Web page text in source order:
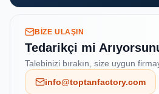
Ambalaj Üreticileri
Kutu ve Karton Üreticileri
Metal Ambalaj ve Konteyner Üreticileri
BIZE ULAŞIN
Tedarikçi mi
Talebinizi bırakın, size uygun
info@toptanfactory.com